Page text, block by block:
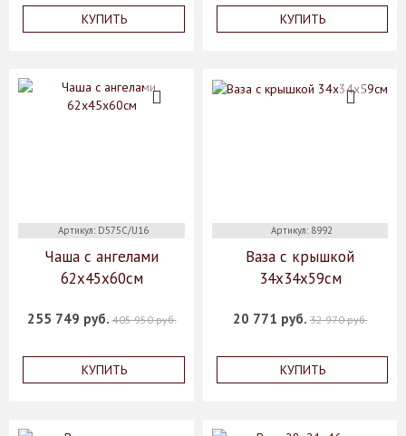
КУПИТЬ КУПИТЬ
Артикул: D575C/U16
Чаша с ангелами
62х45х60см
255 749 руб.405 950 руб.
КУПИТЬ
Артикул: 8992
Ваза с крышкой
34x34x59см
20 771 руб.32 970 руб.
КУПИТЬ